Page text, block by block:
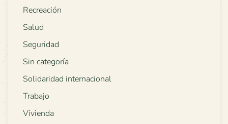
Recreación
Salud
Seguridad
Sin categoría
Solidaridad internacional
Trabajo
Vivienda